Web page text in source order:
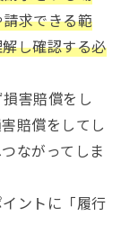
求できる範
し確認する必
害賠償をし
賠償をしてし
ながってしま
ントに「履行